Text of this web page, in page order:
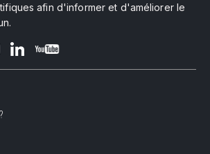
afin d'informer et d'améliorer le